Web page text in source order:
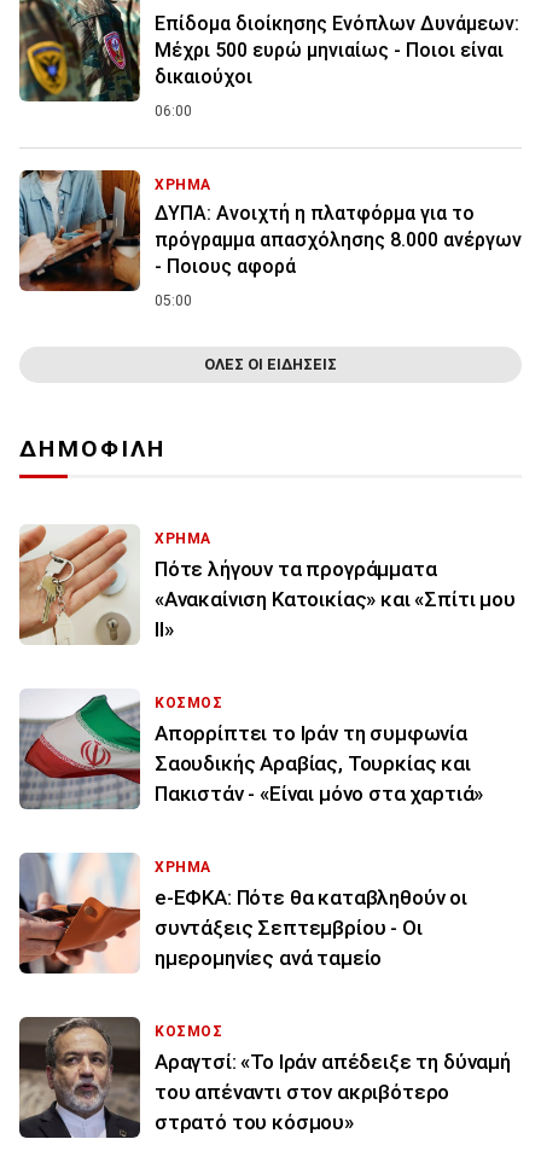
Επίδομα διοίκησης Ενόπλων Δυνάμεων:
Μέχρι 500 ευρώ μηνιαίως - Ποιοι είναι
δικαιούχοι
06:00
ΧΡΗΜΑ
ΔΥΠΑ: Ανοιχτή η πλατφόρμα για το
πρόγραμμα απασχόλησης 8.000 ανέργων
- Ποιους αφορά
05:00
ΟΛΕΣ ΟΙ ΕΙΔΗΣΕΙΣ
ΔΗΜΟΦΙΛΗ
ΧΡΗΜΑ
Πότε λήγουν τα προγράμματα
«Ανακαίνιση Κατοικίας» και «Σπίτι μου
ΙΙ»
ΚΟΣΜΟΣ
Απορρίπτει το Ιράν τη συμφωνία
Σαουδικής Αραβίας, Τουρκίας και
Πακιστάν - «Είναι μόνο στα χαρτιά»
ΧΡΗΜΑ
e-ΕΦΚΑ: Πότε θα καταβληθούν οι
συντάξεις Σεπτεμβρίου - Οι
ημερομηνίες ανά ταμείο
ΚΟΣΜΟΣ
Αραγτσί: «Το Ιράν απέδειξε τη δύναμή
του απέναντι στον ακριβότερο
στρατό του κόσμου»